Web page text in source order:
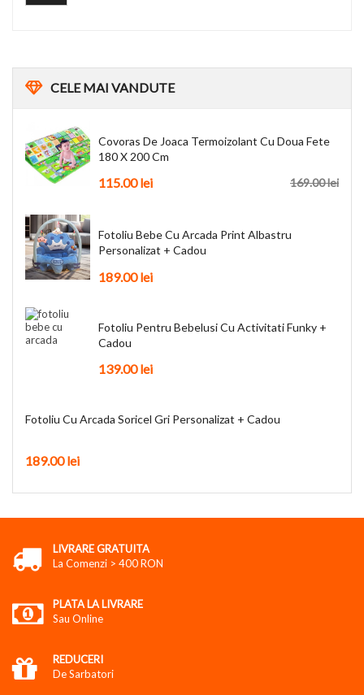
CELEMAI VANDUTE
Covoras De Joaca Termoizolant Cu Doua Fete
180 X 200 Cm
169.00lei
115.00lei
Fotoliu Bebe Cu Arcada Print Albastru
Personalizat + Cadou
189.00lei
Fotoliu Pentru Bebelusi Cu Activitati Funky +
Cadou
139.00lei
Fotoliu Cu Arcada Soricel Gri Personalizat + Cadou
189.00lei
LIVRARE GRATUITA
La Comenzi > 400 RON
PLATA LA LIVRARE
Sau Online
REDUCERI
De Sarbatori